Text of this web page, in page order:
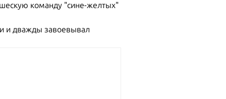
команду "сине-желтых"
и дважды завоевывал